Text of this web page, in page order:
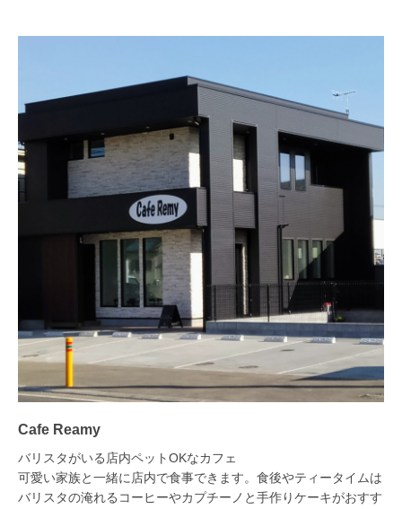
Cafe Reamy
バリスタがいる店内ペットOKなカフェ
可愛い家族と一緒に店内で食事できます。食後やティータイムは
バリスタの淹れるコーヒーやカプチーノと手作りケーキがおすす